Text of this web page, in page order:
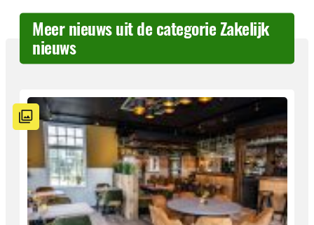
Meer nieuws uit de categorie Zakelijk
nieuws